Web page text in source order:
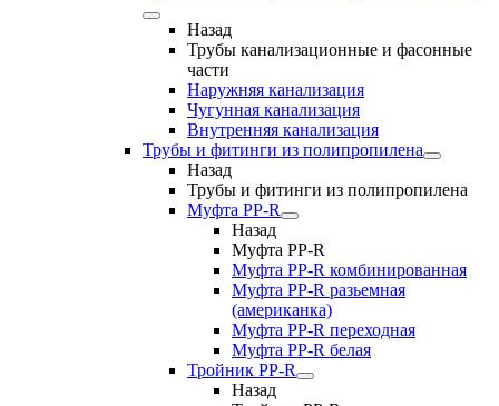
Назад
Трубы канализационные и фасонные
части
Наружняя канализация
Чугунная канализация
Внутренняя канализация
Трубы и фитинги из полипропилена
Назад
Трубы и фитинги из полипропилена
Муфта PP-R
Назад
Муфта PP-R
Муфта РР-R комбинированная
Муфта РР-R разьемная
(американка)
Муфта РР-R переходная
Муфта РР-R белая
Тройник PP-R
Назад